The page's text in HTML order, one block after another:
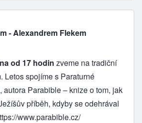
- Alexandrem Flekem
od 17 hodin zveme na tradiční
Letos spojíme s Paraturné
, autora Parabible – knize o tom, jak
příběh, kdyby se odehrával
www.parabible.cz/